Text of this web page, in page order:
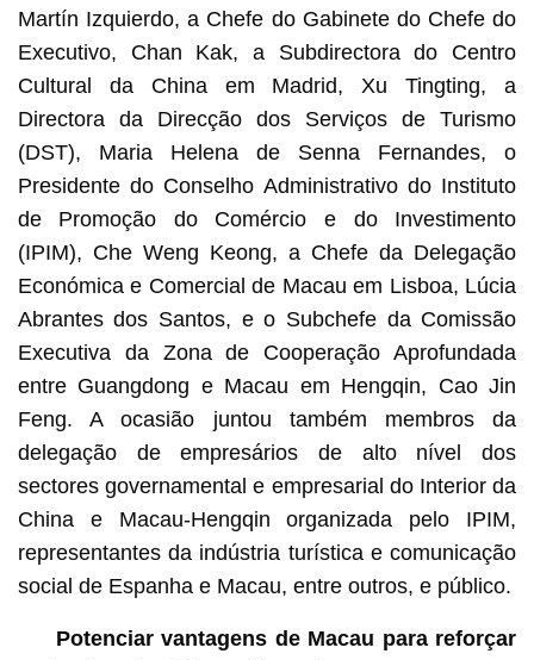
Martín Izquierdo, a Chefe do Gabinete do Chefe do
Executivo, Chan Kak, a Subdirectora do Centro
Cultural da China em Madrid, Xu Tingting, a
Directora da Direcção dos Serviços de Turismo
(DST), Maria Helena de Senna Fernandes, o
Presidente do Conselho Administrativo do Instituto
de Promoção do Comércio e do Investimento
(IPIM), Che Weng Keong, a Chefe da Delegação
Económica e Comercial de Macau em Lisboa, Lúcia
Abrantes dos Santos, e o Subchefe da Comissão
Executiva da Zona de Cooperação Aprofundada
entre Guangdong e Macau em Hengqin, Cao Jin
Feng. A ocasião juntou também membros da
delegação de empresários de alto nível dos
sectores governamental e empresarial do Interior da
China e Macau-Hengqin organizada pelo IPIM,
representantes da indústria turística e comunicação
social de Espanha e Macau, entre outros, e público.
Potenciar vantagens de Macau para reforçar